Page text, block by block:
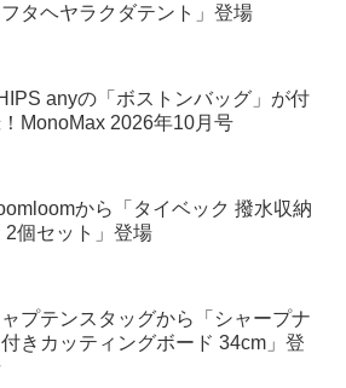
フタヘヤラクダテント」登場
anyの「ボストンバッグ」が付
MonoMax 2026年10月号
から「タイベック 撥水収納
2個セット」登場
プテンスタッグから「シャープナ
きカッティングボード 34cm」登